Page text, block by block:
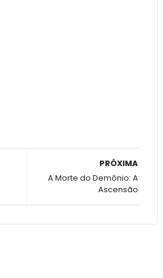
PRÓXIMA
A Morte do Demônio: A
Ascensão